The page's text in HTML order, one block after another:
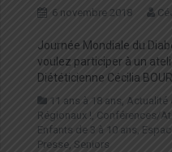
6 novembre 2018
Journée Mondiale du
voulez participer à un
Diététicienne Cécilia
11 ans à 18 ans , Actualité
Régionaux !, Conférences/
Enfants de 3 à 10 ans
Presse, Seniors